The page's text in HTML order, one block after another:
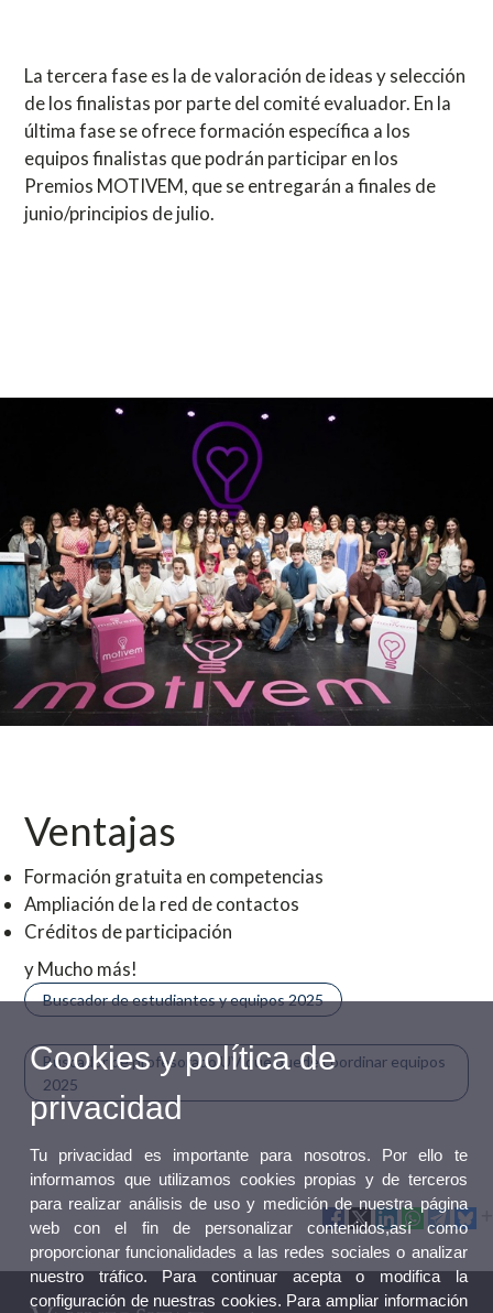
La tercera fase es la de valoración de ideas y selección
de los finalistas por parte del comité evaluador. En la
última fase se ofrece formación específica a los
equipos finalistas que podrán participar en los
Premios MOTIVEM, que se entregarán a finales de
junio/principios de julio.
Ventajas
Formación gratuita en competencias
Ampliación de la red de contactos
Créditos de participación
y Mucho más!
Buscador de estudiantes y equipos 2025
Buscador de profesorado UV que puede coordinar equipos
2025
Cookies y política de
privacidad
Tu privacidad es importante para nosotros. Por ello te
informamos que utilizamos cookies propias y de terceros
para realizar análisis de uso y medición de nuestra página
web con el fin de personalizar contenidos,así como
proporcionar funcionalidades a las redes sociales o analizar
nuestro tráfico. Para continuar acepta o modifica la
configuración de nuestras cookies. Para ampliar información